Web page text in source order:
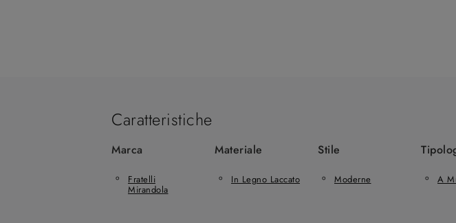
Caratteristiche
Marca
Fratelli
Mirandola
Materiale
In Legno Laccato
Stile
Moderne A